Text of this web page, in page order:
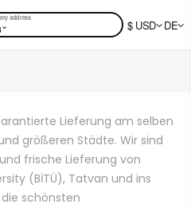
⌄ $ USD DE
Lieferung am selben
größeren Städte. Wir sind
frische Lieferung von
(BİTÜ), Tatvan und ins
schönsten